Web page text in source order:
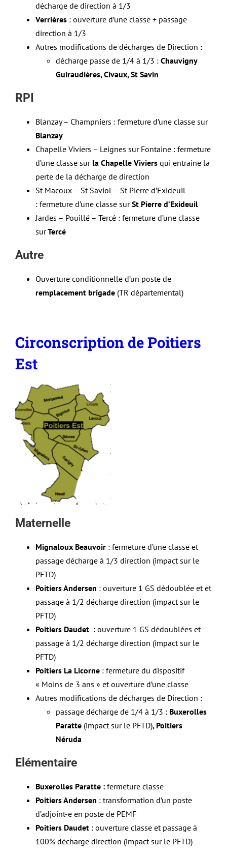
décharge de direction à 1/3
Verrières : ouverture d’une classe + passage
direction à 1/3
Autres modifications de décharges de Direction :
décharge passe de 1/4 à 1/3 : Chauvigny
Guiraudières, Civaux, St Savin
RPI
Blanzay – Champniers : fermeture d’une classe sur
Blanzay
Chapelle Viviers – Leignes sur Fontaine : fermeture
d’une classe surla Chapelle Viviers qui entraine la
perte de la décharge de direction
St Macoux – St Saviol – St Pierre d’Exideuil
: fermeture d’une classe surSt Pierre d’Exideuil
Jardes – Pouillé – Tercé : fermeture d’une classe
surTercé
Autre
Ouverture conditionnelle d’un poste de
remplacement brigade (TR départemental)
Circonscription de Poitiers
Est
Maternelle
Mignaloux Beauvoir : fermeture d’une classe et
passage décharge à 1/3 direction (impact sur le
PFTD)
Poitiers Andersen : ouverture 1 GS dédoublée et et
passage à 1/2 décharge direction (impact sur le
PFTD)
Poitiers Daudet : ouverture 1 GS dédoublées et
passage à 1/2 décharge direction (impact sur le
PFTD)
Poitiers La Licorne : fermeture du dispositif
« Moins de 3 ans » et ouverture d’une classe
Autres modifications de décharges de Direction :
passage décharge de 1/4 à 1/3 : Buxerolles
Paratte (impact sur le PFTD), Poitiers
Néruda
Elémentaire
Buxerolles Paratte : fermeture classe
Poitiers Andersen : transformation d’un poste
d’adjoint-e en poste de PEMF
Poitiers Daudet : ouverture classe et passage à
100% décharge direction (impact sur le PFTD)